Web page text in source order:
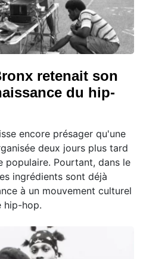
retenait son
du hip-
encore présager qu'une
deux jours plus tard
populaire. Pourtant, dans le
ingrédients sont déjà
à un mouvement culturel
hip-hop.